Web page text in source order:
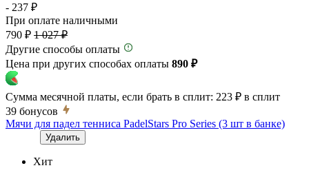
- 237 ₽
При оплате наличными
790 ₽ 1 027 ₽
Другие способы оплаты
Цена при других способах оплаты 890 ₽
Сумма месячной платы, если брать в сплит: 223 ₽ в сплит
39 бонусов
Мячи для падел тенниса PadelStars Pro Series (3 шт в банке)
Удалить
Хит